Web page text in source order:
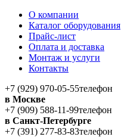
О компании
Каталог оборудования
Прайс-лист
Оплата и доставка
Монтаж и услуги
Контакты
+7 (929) 970-05-55телефон
в Москве
+7 (909) 588-11-99телефон
в Санкт-Петербурге
+7 (391) 277-83-83телефон